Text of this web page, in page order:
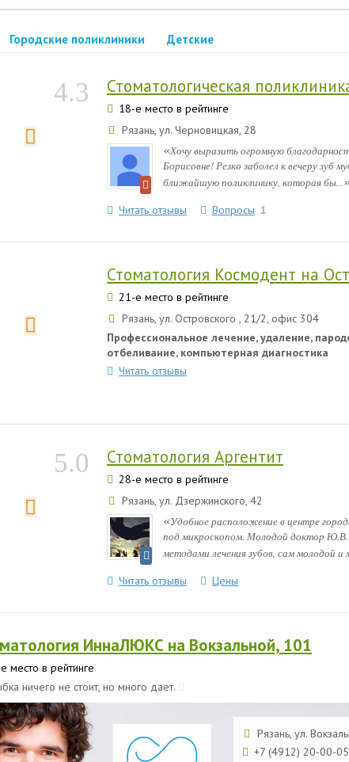
Городские поликлиники Детские
4.3 Стоматологическая
18-е место в рейтинге
Рязань, ул. Черновицкая, 28
«Хочу выразить огромную
Борисовне! Резко заболел к вечеру зуб
ближайшую поликлинику, которая бы...
Читать отзывы Вопросы 1
Стоматология Космодент на
21-е место в рейтинге
Рязань, ул. Островского , 21/2, офис 304
Профессиональное лечение, удаление,
отбеливание, компьютерная диагностика
Читать отзывы
5.0 Стоматология Аргентит
28-е место в рейтинге
Рязань, ул. Дзержинского, 42
«Удобное расположение в центре
под микроскопом. Молодой доктор Ю.В.
методами лечения зубов, сам молодой и
Читать отзывы Цены
ИннаЛЮКС на Вокзальной, 101
место в рейтинге
ничего не стоит, но много дает.
Рязань, ул.
+7 (4912) 20-00-05